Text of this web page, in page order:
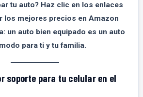
tu auto? Haz clic en los enlaces
los mejores precios en Amazon
un auto bien equipado es un auto
para ti y tu familia.
soporte para tu celular en el